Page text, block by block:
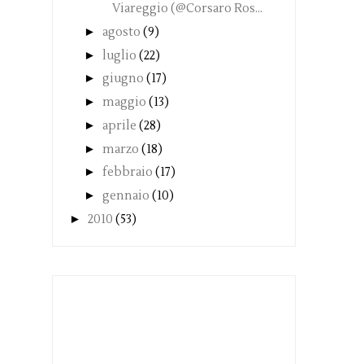
Viareggio (@Corsaro Ros...
► agosto (9)
► luglio (22)
► giugno (17)
► maggio (13)
► aprile (28)
► marzo (18)
► febbraio (17)
► gennaio (10)
► 2010 (53)